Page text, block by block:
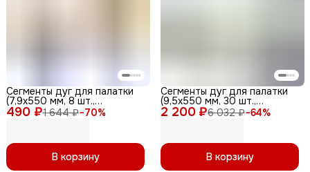
490 ₽1 644 ₽−70%
Сегменты дуг для палатки
(7,9х550 мм, 8 шт.,
фиберглас) + эластичный
В корзину
2 200 ₽6 032 ₽−64%
Сегменты дуг для палатки
(9,5х550 мм, 30 шт.,
фиберглас)
В корзину